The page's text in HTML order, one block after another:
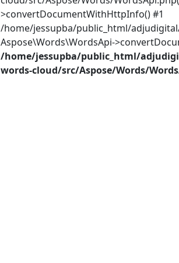
>convertDocumentWithHttpInfo() #1
/home/jessupba/public_html/
Aspose\Words\WordsApi-
/home/jessupba/public_html/
words-cloud/src/Aspose/Words/